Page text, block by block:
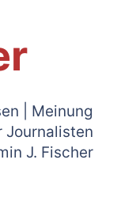
| Meinung
Journalisten
J. Fischer